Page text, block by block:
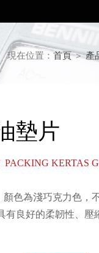
現在位置： 首頁＞產
墊片
KERTAS
顏色為淺巧克力色，
有良好的柔韌性、壓